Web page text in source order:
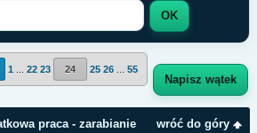
1 22 23 24 25 26 55
Napisz wątek
wróć do góry
praca - zarabianie